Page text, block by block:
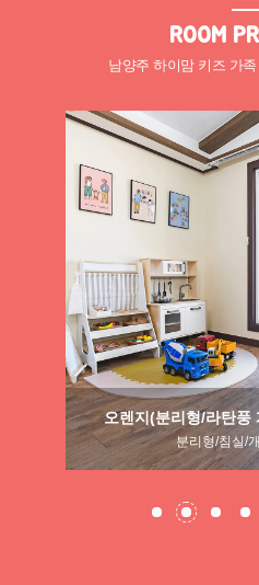
ROOM
남양주 하이맘 키즈 가
오렌지(분리형/라탄풍
분리형/침실/